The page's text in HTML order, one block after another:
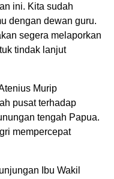
ini. Kita sudah
dengan dewan guru.
segera melaporkan
tindak lanjut
Murip
pusat terhadap
tengah Papua.
mempercepat
Ibu Wakil